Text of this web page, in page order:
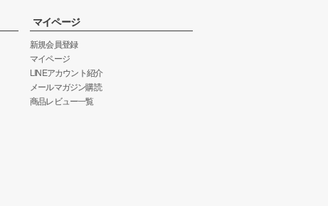
マイページ
新規会員登録
マイページ
LINEアカウント紹介
メールマガジン購読
商品レビュー一覧